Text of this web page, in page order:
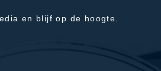
en blijf op de hoogte.